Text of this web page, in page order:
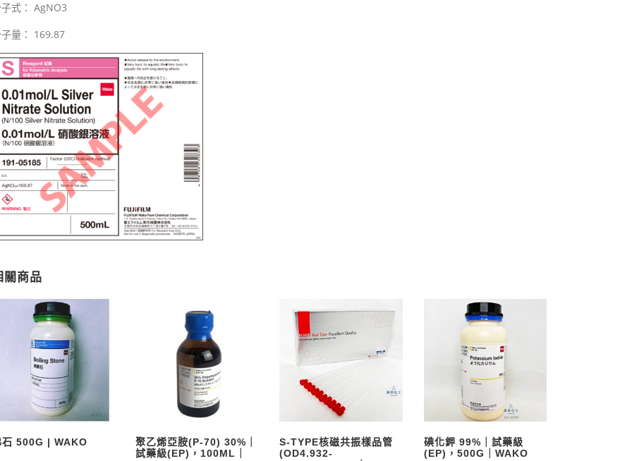
式： AgNO3
量： 169.87
關商品
沸石 500G | WAKO
聚乙烯亞胺(P-70) 30%｜
試藥級(EP)，100ML｜
S-TYPE核磁共振樣品管
(OD4.932-
碘化鉀 99%｜試藥級
(EP)，500G｜WAKO